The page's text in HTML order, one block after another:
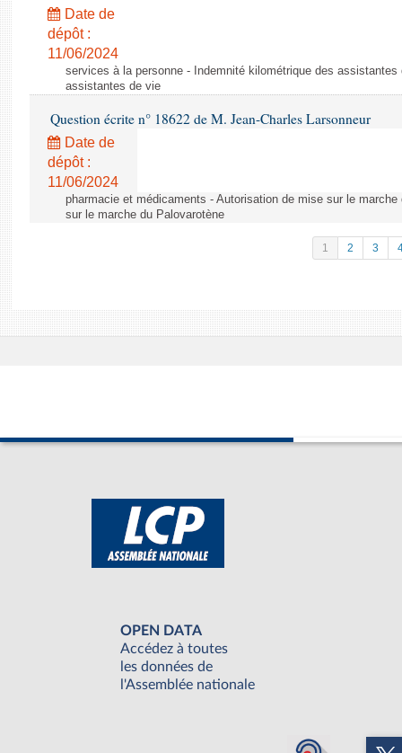
Date de
dépôt :
11/06/2024
services à la personne - Indemnité kilométrique des
assistantes de vie
Question écrite n° 18622 de M. Jean-Charles Larsonneur
Date de
dépôt :
11/06/2024
pharmacie et médicaments - Autorisation de mise sur le
sur le marche du Palovarotène
1 2 3
OPEN DATA
Accédez à toutes
les données de
l'Assemblée nationale